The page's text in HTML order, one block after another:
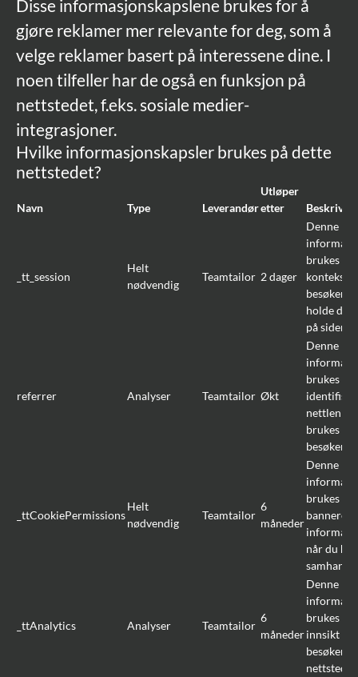
Disse informasjonskapslene brukes for å
gjøre reklamer mer relevante for deg, som å
velge reklamer basert på interessene dine. I
noen tilfeller har de også en funksjon på
nettstedet, f.eks. sosiale medier-
integrasjoner.
Hvilke informasjonskapsler brukes på dette
nettstedet?
Navn Type Leverandør
Utløper
etter
_tt_session
Helt
nødvendig
Teamtailor 2 dager
Denne
brukes til
holde
på siden).
referrer Analyser Teamtailor Økt
Denne
brukes til
brukes for
_ttCookiePermissions
Helt
nødvendig
Teamtailor
6
måneder
Denne
brukes
banneret
når du har
_ttAnalytics Analyser Teamtailor
6
måneder
Denne
brukes til
innsikt
nettstedet.